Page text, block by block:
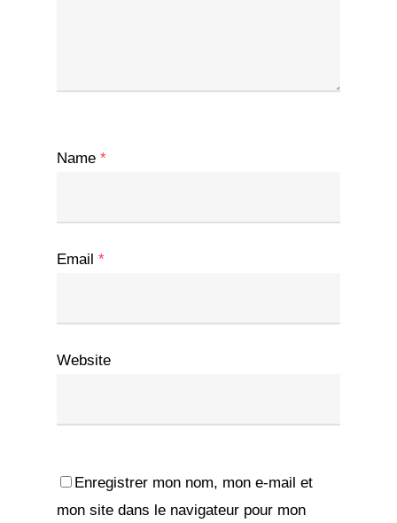
Name *
Email *
Website
Enregistrer mon nom, mon e-mail et
mon site dans le navigateur pour mon